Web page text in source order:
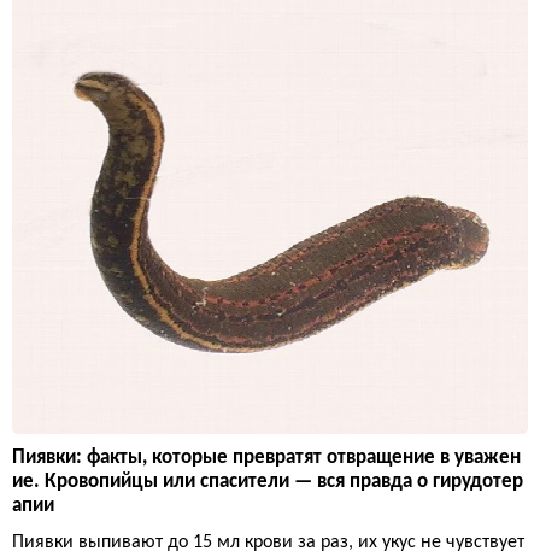
Пиявки: факты, которые превратят отвращение в уважен
ие. Кровопийцы или спасители — вся правда о гирудотер
апии
Пиявки выпивают до 15 мл крови за раз, их укус не чувствует